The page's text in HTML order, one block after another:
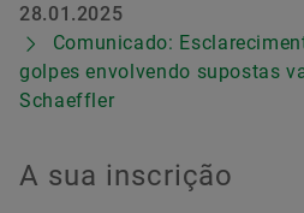
28.01.2025
Comunicado:
golpes envolvendo supostas
Schaeffler
A sua inscrição